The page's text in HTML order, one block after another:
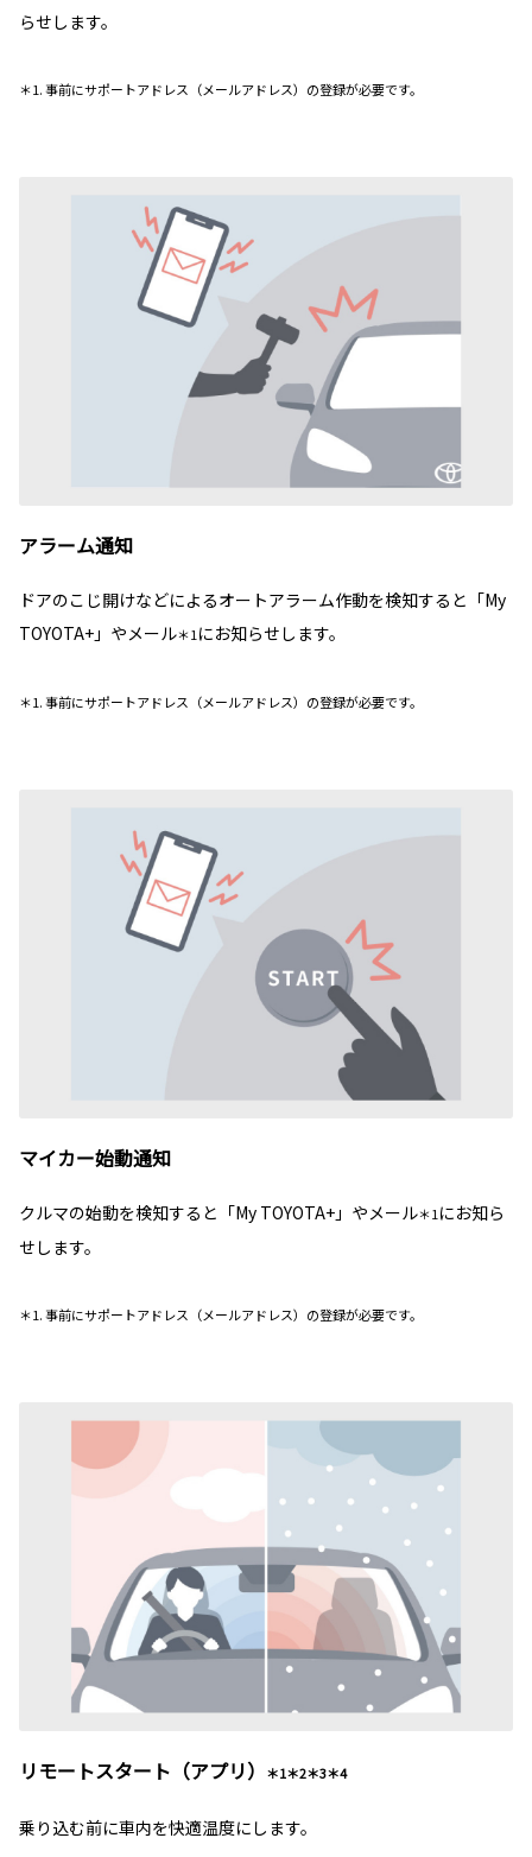
らせします。
＊1. 事前にサポートアドレス（メールアドレス）の登録が必要です。
アラーム通知
ドアのこじ開けなどによるオートアラーム作動を検知すると「My
TOYOTA+」やメール＊1 にお知らせします。
＊1. 事前にサポートアドレス（メールアドレス）の登録が必要です。
マイカー始動通知
クルマの始動を検知すると「My TOYOTA+」やメール＊1 にお知ら
せします。
＊1. 事前にサポートアドレス（メールアドレス）の登録が必要です。
リモートスタート（アプリ） ＊1＊2＊3＊4
乗り込む前に車内を快適温度にします。